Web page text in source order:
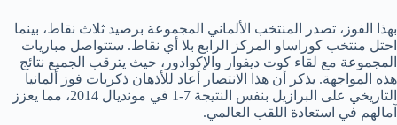
بهذا الفوز، تصدر المنتخب الألماني المجموعة برصيد ثلاث نقاط، بينما
احتل منتخب كوراساو المركز الرابع بلا أي نقاط. ستتواصل مباريات
المجموعة مع لقاء كوت ديفوار والإكوادور، حيث يترقب الجميع نتائج
هذه المواجهة. يذكر أن هذا الانتصار أعاد للأذهان ذكريات فوز ألمانيا
التاريخي على البرازيل بنفس النتيجة 7-1 في مونديال 2014، مما يعزز
آمالهم في استعادة اللقب العالمي.